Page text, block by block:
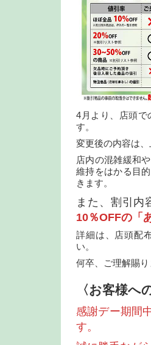
4月より、店頭で
す。
変更後の内容は、
店内の混雑緩和
維持をはかる目
きます。
また、割引内
10％OFFの「
詳細は、店頭配
い。
何卒、ご理解賜
〈お客様へ
感謝デー期間
す。